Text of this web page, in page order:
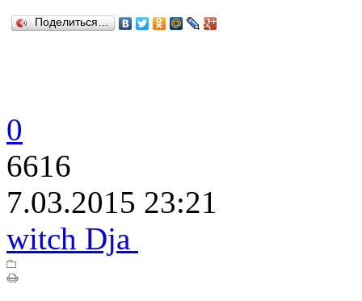
Поделиться…
0
6616
7.03.2015 23:21
witch Dja